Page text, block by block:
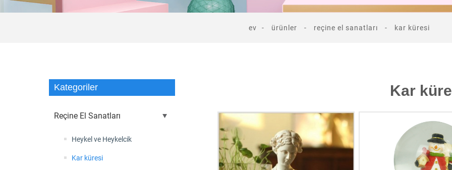
ev ürünler reçine el sanatları kar küresi
Kategoriler
Reçine El Sanatları
Heykel ve Heykelcik
Kar küresi
Kar